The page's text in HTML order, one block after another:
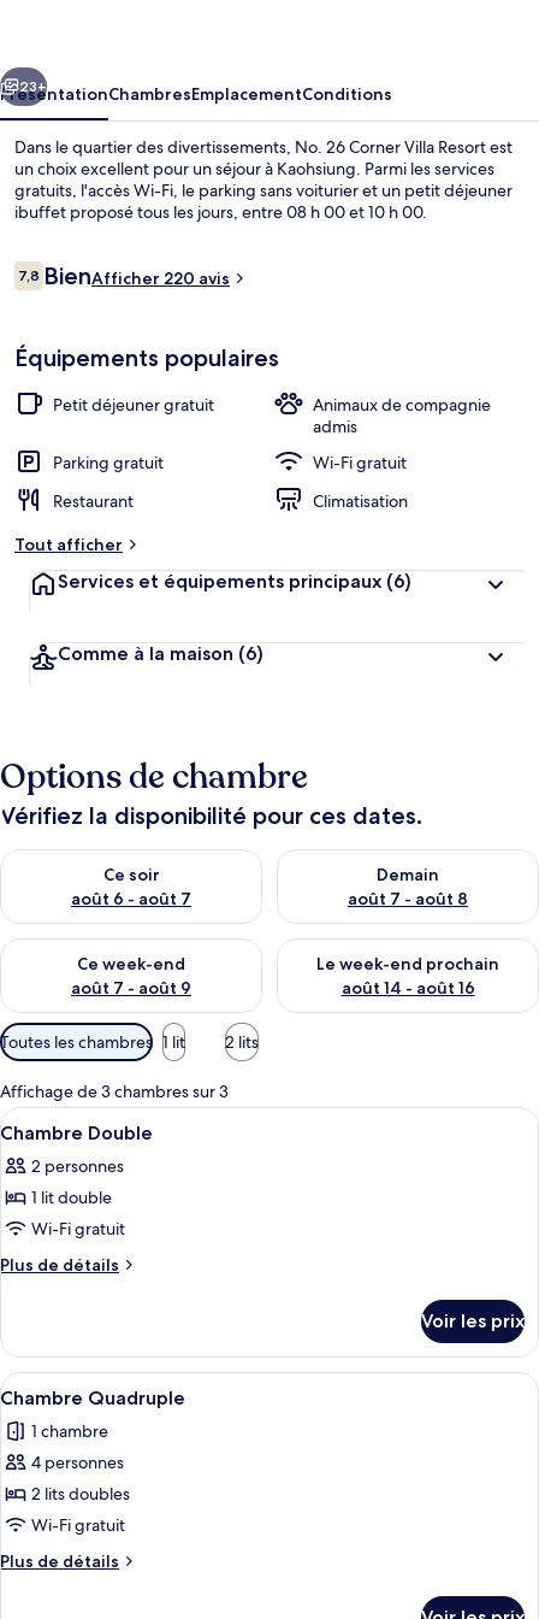
Resort
Suivant
23+
PrésentationChambresEmplacementConditions
Dans le quartier des divertissements, No. 26 Corner Villa Resort est
un choix excellent pour un séjour à Kaohsiung. Parmi les services
gratuits, l'accès Wi-Fi, le parking sans voiturier et un petit déjeuner
ibuffet proposé tous les jours, entre 08 h 00 et 10 h 00.
Avis
voyageurs
7,87,8 sur 10
BienAfficher 220 avis
Équipements populaires
Petit déjeuner gratuit
Animaux de compagnie
admis
Parking gratuit
Wi-Fi gratuit
Restaurant
Climatisation
Tout afficher
Services et équipements principaux (6)
Comme à la maison (6)
Options de chambre
Vérifiez la disponibilité pour ces dates.
Ce soir
août 6 - août 7
Vérifier la disponibilité pour ce soir août 6 - août 7
Demain
août 7 - août 8
Vérifier la disponibilité pour
Ce week-end
août 7 - août 9
Vérifier la disponibilité pour ce week-end août 7 - août 9
Le week-end prochain
août 14 - août 16
Vérifier la disponibilité pour
Filtres
disponibles
pour
les
chambres
Toutes les chambres 1 lit 2 lits
Affichage de 3 chambres sur 3
Afficher
toutes
les
photos
pour
ce
chambre :
Chambre
Double
Une chambre à coucher avec un lit
6
Chambre Double
2 personnes
1 lit double
Wi-Fi gratuit
Plus de détails
Plus
le
type
de
Chambre
Double
Voir les prix
Afficher
toutes
les
photos
pour
ce
type
de
Une chambre d’hôtel avec deux lits,
7
Chambre Quadruple
1 chambre
4 personnes
2 lits doubles
Wi-Fi gratuit
Plus de détails
Plus